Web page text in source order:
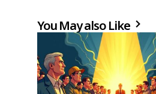
You May also Like